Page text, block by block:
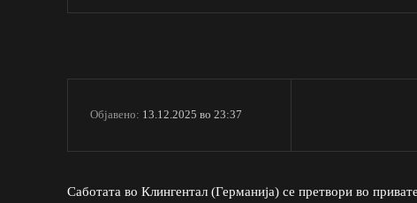
Објавено: 13.12.2025 во 23:37
Саботата во Клингентал (Германија) се претвори во